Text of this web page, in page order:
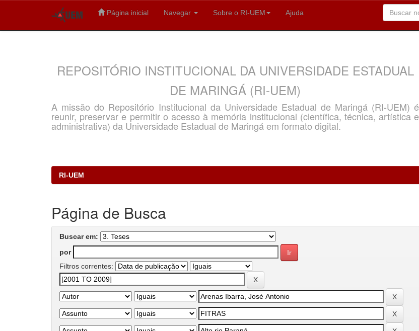
Página inicial Navegar Sobre o RI-UEM Ajuda
REPOSITÓRIO INSTITUCIONAL DA UNIVERSIDADE ESTADUAL
DE MARINGÁ (RI-UEM)
A missão do Repositório Institucional da Universidade Estadual de Maringá (RI-UEM) é
reunir, preservar e permitir o acesso à memória institucional (científica, técnica, artística e
administrativa) da Universidade Estadual de Maringá em formato digital.
RI-UEM
Página de Busca
Buscar em:
por
Filtros correntes: